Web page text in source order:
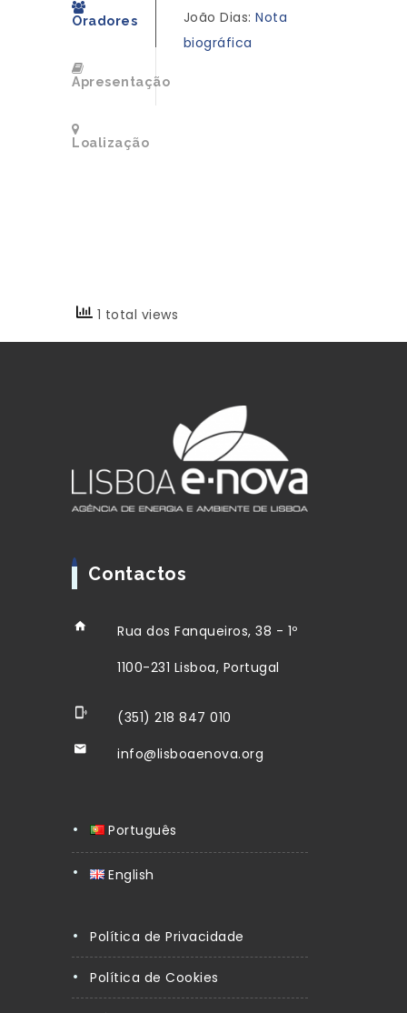
Oradores
Apresentação
Loalização
João Dias:Nota
biográfica
1 total views
Contactos
Rua dos Fanqueiros, 38 - 1º
1100-231 Lisboa, Portugal
(351) 218 847 010
info@lisboaenova.org
Português
English
Política de Privacidade
Política de Cookies